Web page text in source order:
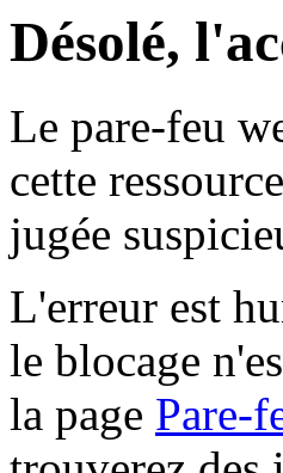
Désolé,
Le pare-feu
cette
jugée
L'erreur est
le blocage
la page Pare-